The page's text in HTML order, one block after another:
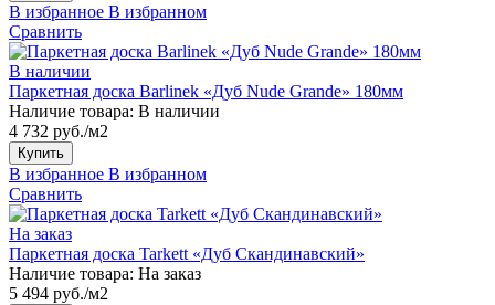
В избранное В избранном
Сравнить
В наличии
Паркетная доска Barlinek «Дуб Nude Grande» 180мм
Наличие товара: В наличии
4 732 руб./м2
Купить
В избранное В избранном
Сравнить
На заказ
Паркетная доска Tarkett «Дуб Скандинавский»
Наличие товара: На заказ
5 494 руб./м2